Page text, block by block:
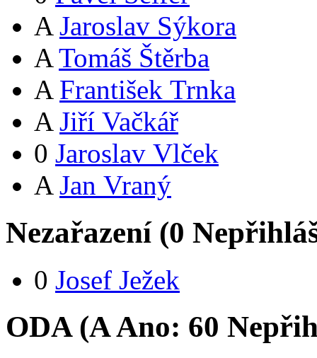
A Jaroslav Sýkora
A Tomáš Štěrba
A František Trnka
A Jiří Vačkář
0 Jaroslav Vlček
A Jan Vraný
Nezařazení (0
0 Josef Ježek
ODA (AAno: 60